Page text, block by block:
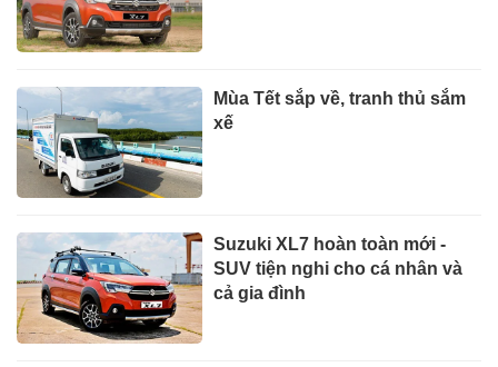
Mùa Tết sắp về, tranh thủ sắm
xế
Suzuki XL7 hoàn toàn mới -
SUV tiện nghi cho cá nhân và
cả gia đình